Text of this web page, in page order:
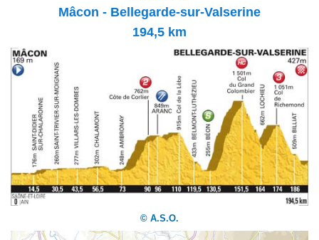
Mâcon - Bellegarde-sur-Valserine
194,5 km
© A.S.O.